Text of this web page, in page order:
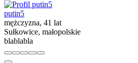
putin5
mężczyzna, 41 lat
Sułkowice, małopolskie
blablabla